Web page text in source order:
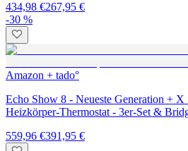
434,98 €267,95 €
-30 %
Amazon + tado°
Echo Show 8 - Neueste Generation + X
Heizkörper-Thermostat - 3er-Set &
559,96 €391,95 €